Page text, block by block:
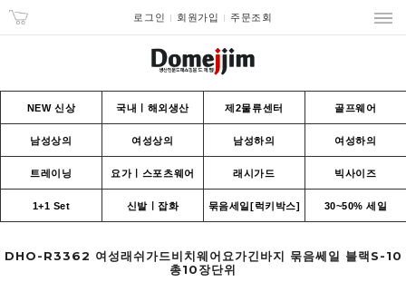
로그인 회원가입 주문조회
NEW 신상 국내ㅣ해외생산 제2물류센터 골프웨어
남성상의 여성상의 남성하의 여성하의
트레이닝 요가ㅣ스포츠웨어 래시가드 빅사이즈
1+1 Set 신발ㅣ잡화 묶음세일[럭키박스] 30~50% 세일
DHO-R3362 여성래쉬가드비치웨어요가긴바지 묶음쎄일 블랙S-10
총10장단위